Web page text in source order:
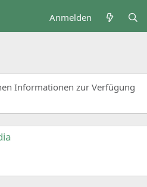
Anmelden
Informationen zur Verfügung